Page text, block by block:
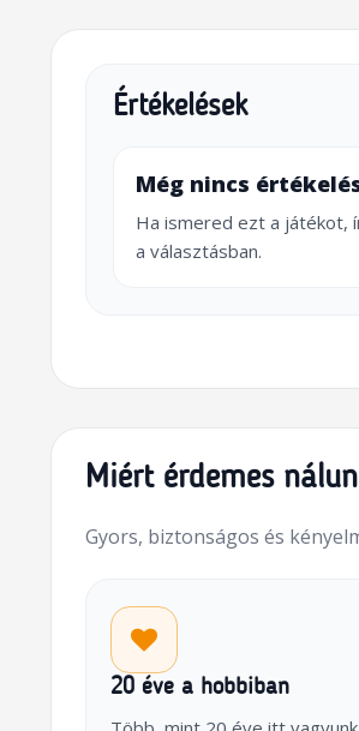
Értékelések
Még nincs
Ha ismered ezt a játékot,
a választásban.
Miért érdemes
Gyors, biztonságos és
20 éve a hobbiban